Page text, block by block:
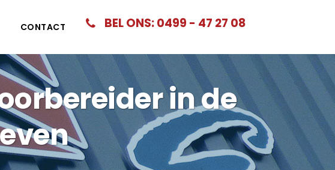
BEL ONS: 0499 - 47 27 08
CONTACT
in de